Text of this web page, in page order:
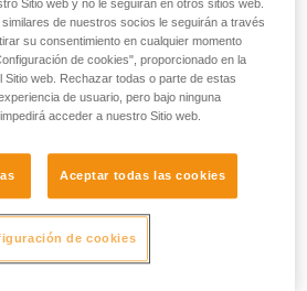
Sitio web y no le seguirán en otros sitios web.
de nuestros socios le seguirán a través
su consentimiento en cualquier momento
de cookies", proporcionado en la
Sitio web. Rechazar todas o parte de estas
de usuario, pero bajo ninguna
acceder a nuestro Sitio web.
Aceptar todas las cookies
de cookies